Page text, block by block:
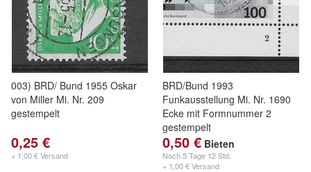
003) BRD/ Bund 1955 Oskar
von Miller Mi. Nr. 209
gestempelt
0,25 €
+ 1,00 € Versand
BRD/Bund 1993
Funkausstellung Mi. Nr. 1690
Ecke mit Formnummer 2
gestempelt
0,50 € Bieten
Noch5 Tage 12 Std.
+ 1,00 € Versand